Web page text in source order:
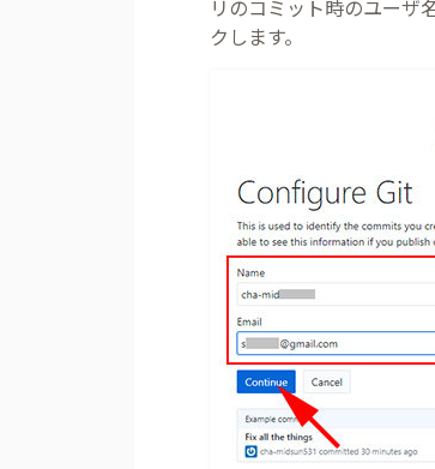
リのコミット時のユーザ
クします。